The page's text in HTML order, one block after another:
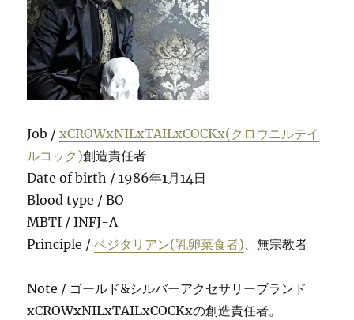
Job /xCROWxNILxTAILxCOCKx(クロウニルテイ
ルコック)創造責任者
Date of birth / 1986年1月14日
Blood type / BO
MBTI / INFJ-A
Principle /ベジタリアン(乳卵菜食者)、無宗教者
Note / ゴールド&シルバーアクセサリーブランド
xCROWxNILxTAILxCOCKxの創造責任者。